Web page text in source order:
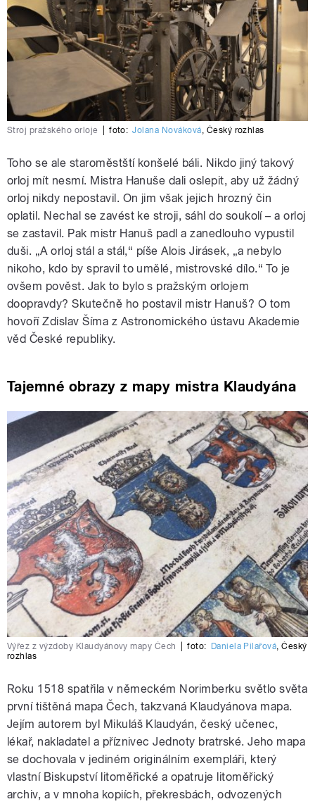
Stroj pražského orloje foto: Jolana Nováková, Český rozhlas
Toho se ale staroměstští konšelé báli. Nikdo jiný takový
orloj mít nesmí. Mistra Hanuše dali oslepit, aby už žádný
orloj nikdy nepostavil. On jim však jejich hrozný čin
oplatil. Nechal se zavést ke stroji, sáhl do soukolí – a orloj
se zastavil. Pak mistr Hanuš padl a zanedlouho vypustil
duši. „A orloj stál a stál,“ píše Alois Jirásek, „a nebylo
nikoho, kdo by spravil to umělé, mistrovské dílo.“ To je
ovšem pověst. Jak to bylo s pražským orlojem
doopravdy? Skutečně ho postavil mistr Hanuš? O tom
hovoří Zdislav Šíma z Astronomického ústavu Akademie
věd České republiky.
Tajemné obrazy z mapy mistra Klaudyána
Výřez z výzdoby Klaudyánovy mapy Čech foto: Daniela Pilařová,Český
rozhlas
Roku 1518 spatřila v německém Norimberku světlo světa
první tištěná mapa Čech, takzvaná Klaudyánova mapa.
Jejím autorem byl Mikuláš Klaudyán, český učenec,
lékař, nakladatel a příznivec Jednoty bratrské. Jeho mapa
se dochovala v jediném originálním exempláři, který
vlastní Biskupství litoměřické a opatruje litoměřický
archiv, a v mnoha kopiích, překresbách, odvozených